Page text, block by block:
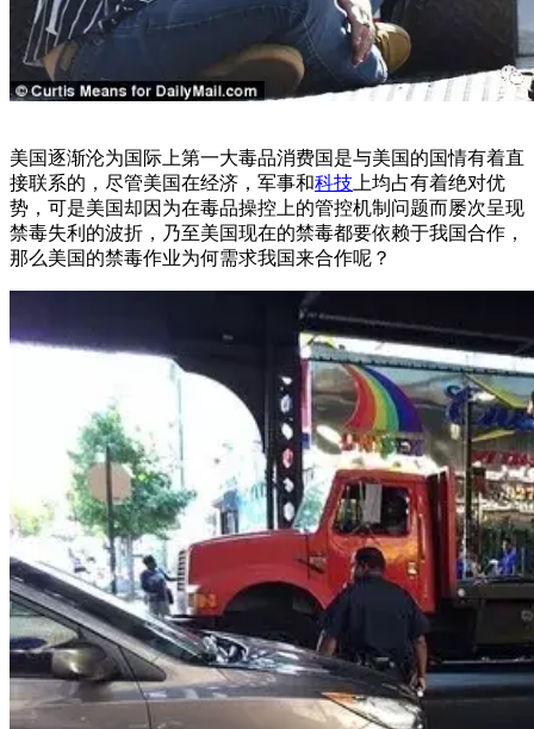
美国逐渐沦为国际上第一大毒品消费国是与美国的国情有着直
接联系的，尽管美国在经济，军事和科技 上均占有着绝对优
势，可是美国却因为在毒品操控上的管控机制问题而屡次呈现
禁毒失利的波折，乃至美国现在的禁毒都要依赖于我国合作，
那么美国的禁毒作业为何需求我国来合作呢？